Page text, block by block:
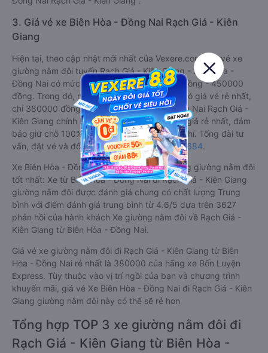
3. Giá vé xe Biên Hòa - Đồng Nai Rạch Giá - Kiên
Giang
Hiện tại, theo cập nhật mới nhất của Vexere.com, giá vé xe
giường nằm đôi tuyến Rạch Giá - Kiên Giang - Biên Hòa -
Đồng Nai có mức giá dao động từ 380000 đồng - 450000
đồng. Trong đó, nhà xe Bốn Luyện Express có giá vé rẻ nhất,
chỉ 380000 đồng. Đặt vé xe Biên Hòa - Đồng Nai Rạch Giá -
Kiên Giang chính hãng tạiVexere.comđể có giá rẻ nhất, đảm
bảo giữ chỗ 100% và hỗ trợ đổi trả vé miễn phí. Tổng đài tư
vấn, đặt vé và đổi trả vé miễn phí:1900 888684.
Xe Biên Hòa - Đồng Nai Rạch Giá - Kiên Giang giường nằm đôi
tốt nhất: Xe từ Biên Hòa - Đồng Nai đi Rạch Giá - Kiên Giang
giường nằm đôi được đánh giá chung có chất lượng Trung
bình với điểm đánh giá trung bình từ 4.6/5 dựa trên 3627
phản hồi của hành khách Xe giường nằm đôi về Rạch Giá -
Kiên Giang từ Biên Hòa - Đồng Nai.
Giá vé xe giường nằm đôi đi Rạch Giá - Kiên Giang từ Biên
Hòa - Đồng Nai rẻ nhất là 380000 của hãng xe Bốn Luyện
Express. Tùy thuộc vào vị trí ngồi của bạn và chương trình
khuyến mãi, giá vé Xe Biên Hòa - Đồng Nai đi Rạch Giá - Kiên
Giang giường nằm đôi này có thể sẽ rẻ hơn
Tổng hợp TOP 3 xe giường nằm đôi đi
Rạch Giá - Kiên Giang từ Biên Hòa -